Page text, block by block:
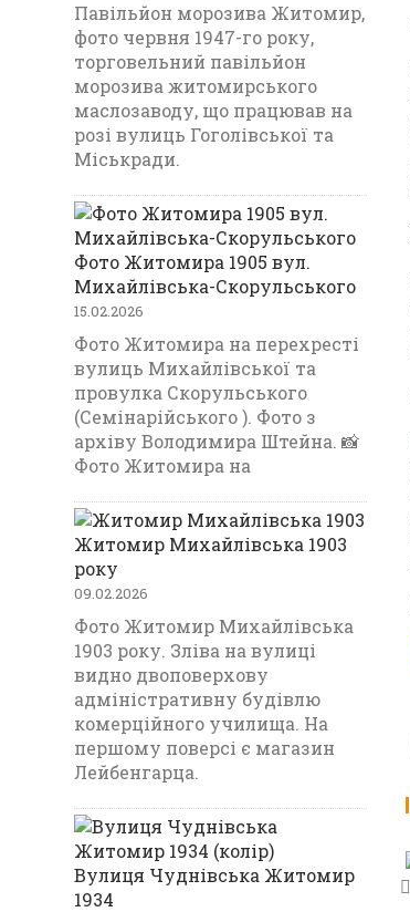
Павільйон морозива Житомир,
фото червня 1947-го року,
торговельний павільйон
морозива житомирського
маслозаводу, що працював на
розі вулиць Гоголівської та
Міськради.
Фото Житомира 1905 вул.
Михайлівська-Скорульського
15.02.2026
Фото Житомира на перехресті
вулиць Михайлівської та
провулка Скорульського
(Семінарійського ). Фото з
архіву Володимира Штейна. 📸
Фото Житомира на
Житомир Михайлівська 1903
року
09.02.2026
Фото Житомир Михайлівська
1903 року. Зліва на вулиці
видно двоповерхову
адміністративну будівлю
комерційного училища. На
першому поверсі є магазин
Лейбенгарца.
Вулиця Чуднівська Житомир
1934